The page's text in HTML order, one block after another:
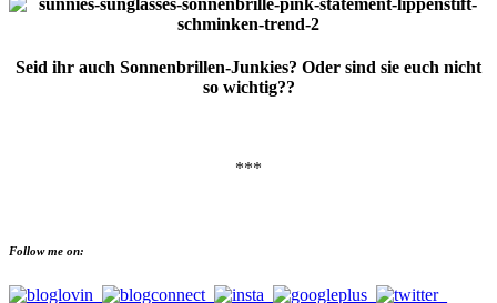
Seid ihr auch Sonnenbrillen-Junkies? Oder sind sie euch nicht
so wichtig??
***
Follow me on: